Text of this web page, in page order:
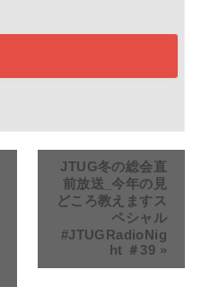
JTUG冬の総会直
前放送_今年の見
どころ教えますス
ペシャル
#JTUGRadioNig
ht ＃39 »